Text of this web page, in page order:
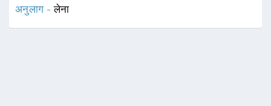
अनुलाग -लेना